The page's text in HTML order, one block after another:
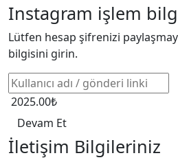
Instagram işlem
Lütfen hesap şifrenizi
bilgisini girin.
2025.00₺
Devam Et
İletişim Bilgileriniz